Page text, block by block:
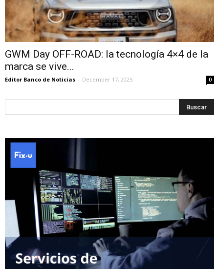
GWM Day OFF-ROAD: la tecnología 4×4 de la
marca se vive...
Editor Banco de Noticias - December 17, 2025 0